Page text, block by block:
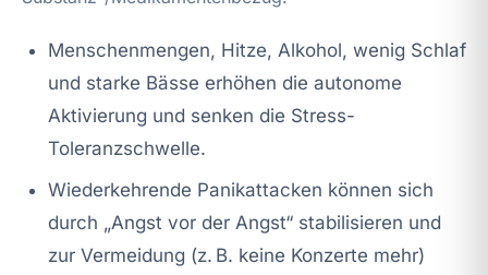
Menschenmengen, Hitze, Alkohol, wenig Schlaf
und starke Bässe erhöhen die autonome
Aktivierung und senken die Stress-
Toleranzschwelle.
Wiederkehrende Panikattacken können sich
durch „Angst vor der Angst“ stabilisieren und
zur Vermeidung (z. B. keine Konzerte mehr)